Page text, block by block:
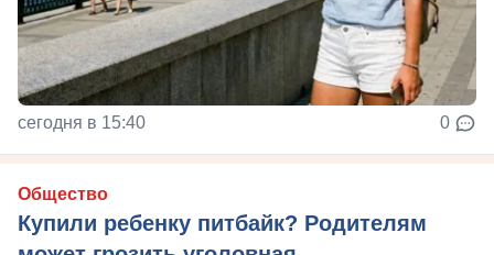
сегодня в 15:40 0
Общество
Купили ребенку питбайк? Родителям